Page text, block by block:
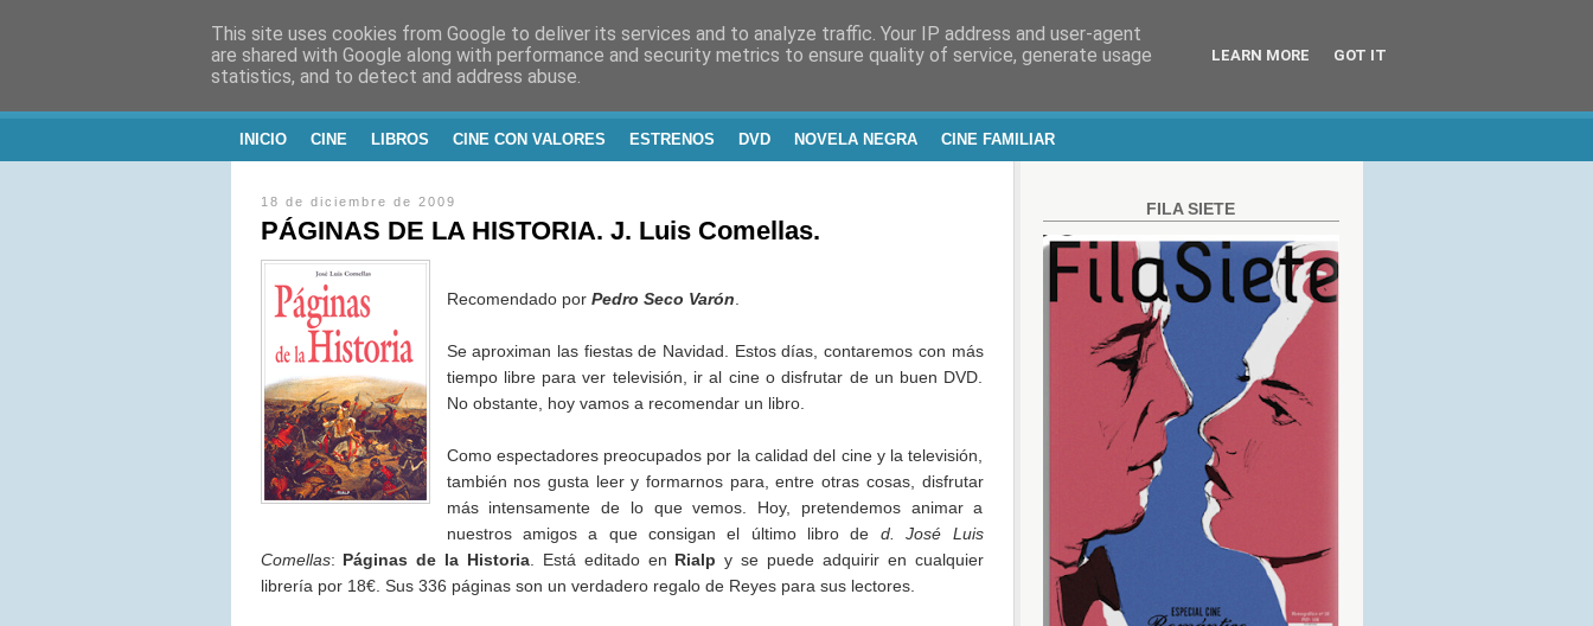
CINE, LITERATURA Y VIDA
Blog de Cine y Libros
INICIO CINE LIBROS CINE CON VALORES ESTRENOS DVD NOVELA NEGRA CINE FAMILIAR
18 de diciembre de 2009
PÁGINAS DE LA HISTORIA. J. Luis Comellas.
Recomendado por Pedro Seco Varón
Se aproximan las fiestas de Navidad. Estos días, contaremos con más
tiempo libre para ver televisión, ir al cine o disfrutar de un buen DVD.
No obstante, hoy vamos a recomendar un libro.
Como espectadores preocupados por la calidad del cine y la televisión,
también nos gusta leer y formarnos para, entre otras cosas, disfrutar
más intensamente de lo que vemos. Hoy, pretendemos animar a
nuestros amigos a que consigan el último libro de d.
José Luis
Comellas: Páginas de la Historia. Está editado en Rialp y se puede adquirir en cualquier
librería por 18€. Sus 336 páginas son un verdadero regalo de Reyes para sus lectores.
FILA SIETE
This site uses cookies from Google to deliver its services and to analyze traffic. Your IP address and user-agent
are shared with Google along with performance and security metrics to ensure quality of service, generate usage
statistics, and to detect and address abuse.
LEARN MORE GOT IT